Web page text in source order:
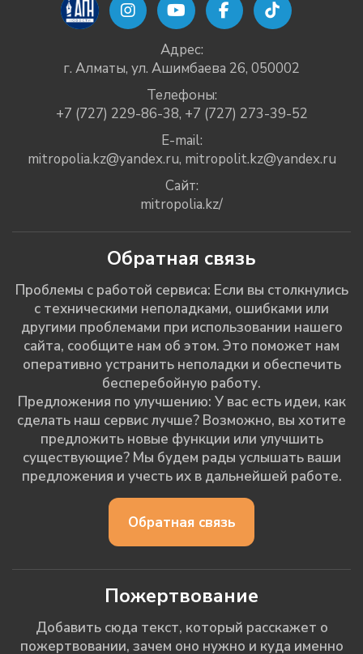
Адрес:
г. Алматы, ул. Ашимбаева 26, 050002
Телефоны:
+7 (727) 229-86-38, +7 (727) 273-39-52
E-mail:
mitropolia.kz@yandex.ru, mitropolit.kz@yandex.ru
Сайт:
mitropolia.kz/
Обратная связь
Проблемы с работой сервиса: Если вы столкнулись
с техническими неполадками, ошибками или
другими проблемами при использовании нашего
сайта, сообщите нам об этом. Это поможет нам
оперативно устранить неполадки и обеспечить
бесперебойную работу.
Предложения по улучшению: У вас есть идеи, как
сделать наш сервис лучше? Возможно, вы хотите
предложить новые функции или улучшить
существующие? Мы будем рады услышать ваши
предложения и учесть их в дальнейшей работе.
Обратная связь
Пожертвование
Добавить сюда текст, который расскажет о
пожертвовании, зачем оно нужно и куда именно